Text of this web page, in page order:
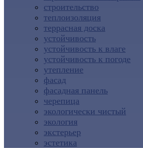
строительство
теплоизоляция
террасная доска
устойчивость
устойчивость к влаге
устойчивость к погоде
утепление
фасад
фасадная панель
черепица
экологически чистый
экология
экстерьер
эстетика